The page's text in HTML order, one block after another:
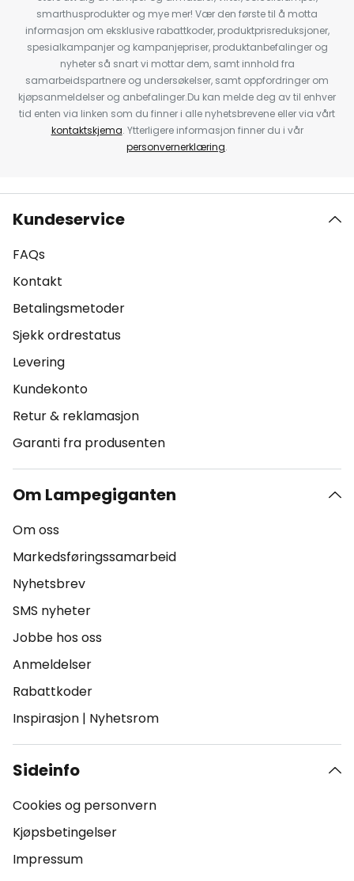
smarthusprodukter og mye mer! Vær den første til å motta
informasjon om eksklusive rabattkoder, produktprisreduksjoner,
spesialkampanjer og kampanjepriser, produktanbefalinger og
nyheter så snart vi mottar dem, samt innhold fra
samarbeidspartnere og undersøkelser, samt oppfordringer om
kjøpsanmeldelser og anbefalinger.Du kan melde deg av til enhver
tid enten via linken som du finner i alle nyhetsbrevene eller via vårt
kontaktskjema. Ytterligere informasjon finner du i vår
personvernerklæring.
Kundeservice
FAQs
Kontakt
Betalingsmetoder
Sjekk ordrestatus
Levering
Kundekonto
Retur & reklamasjon
Garanti fra produsenten
Om Lampegiganten
Om oss
Markedsføringssamarbeid
Nyhetsbrev
SMS nyheter
Jobbe hos oss
Anmeldelser
Rabattkoder
Inspirasjon | Nyhetsrom
Sideinfo
Cookies og personvern
Kjøpsbetingelser
Impressum